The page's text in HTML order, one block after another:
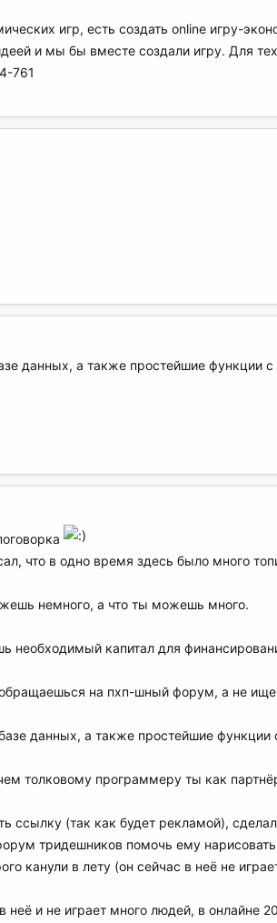
игр, есть создать online игру-
и мы бы вместе создали игру. Для
761
данных, а также простейшие функции
что в одно время здесь было много
немного, а что ты можешь много.
необходимый капитал для
на пхп-шный форум, а не
данных, а также простейшие
толковому программеру ты как
ссылку (так как будет рекламой),
тридешников помочь ему
канули в лету (он сейчас в неё не
и не играет много людей, в онлайне